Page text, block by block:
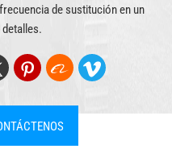
de sustitución en un